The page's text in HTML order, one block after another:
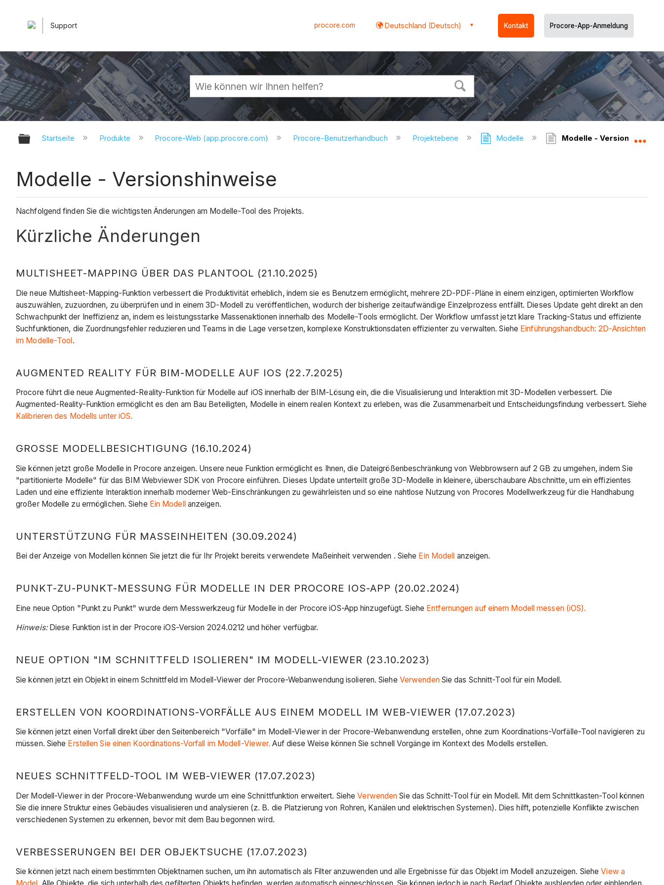
Support procore.com Deutschland (Deutsch) Kontakt Procore-App-Anmeldung
Globale Hierarchie auf- und zuklappen
Startseite Produkte Procore-Web (app.procore.com) Procore-Benutzerhandbuch Projektebene Modelle Modelle -
Modelle - Versionshinweise
Nachfolgend finden Sie die wichtigsten Änderungen am Modelle-Tool des Projekts.
Kürzliche Änderungen
MULTISHEET-MAPPING ÜBER DAS PLANTOOL (21.10.2025)
Die neue Multisheet-Mapping-Funktion verbessert die Produktivität erheblich, indem sie es Benutzern ermöglicht, mehrere 2D-PDF-Pläne in einem einzigen, optimierten Workflow
auszuwählen, zuzuordnen, zu überprüfen und in einem 3D-Modell zu veröffentlichen, wodurch der bisherige zeitaufwändige Einzelprozess entfällt. Dieses Update geht direkt an den
Schwachpunkt der Ineffizienz an, indem es leistungsstarke Massenaktionen innerhalb des Modelle-Tools ermöglicht. Der Workflow umfasst jetzt klare Tracking-Status und effiziente
Suchfunktionen, die Zuordnungsfehler reduzieren und Teams in die Lage versetzen, komplexe Konstruktionsdaten effizienter zu verwalten. Siehe Einführungshandbuch: 2D-Ansichten
im Modelle-Tool.
AUGMENTED REALITY FÜR BIM-MODELLE AUF IOS (22.7.2025)
Procore führt die neue Augmented-Reality-Funktion für Modelle auf iOS innerhalb der BIM-Lösung ein, die die Visualisierung und Interaktion mit 3D-Modellen verbessert. Die
Augmented-Reality-Funktion ermöglicht es den am Bau Beteiligten, Modelle in einem realen Kontext zu erleben, was die Zusammenarbeit und Entscheidungsfindung verbessert. Siehe
Kalibrieren des Modells unter iOS.
GROSSE MODELLBESICHTIGUNG (16.10.2024)
Sie können jetzt große Modelle in Procore anzeigen. Unsere neue Funktion ermöglicht es Ihnen, die Dateigrößenbeschränkung von Webbrowsern auf 2 GB zu umgehen, indem Sie
"partitionierte Modelle" für das BIM Webviewer SDK von Procore einführen. Dieses Update unterteilt große 3D-Modelle in kleinere, überschaubare Abschnitte, um ein effizientes
Laden und eine effiziente Interaktion innerhalb moderner Web-Einschränkungen zu gewährleisten und so eine nahtlose Nutzung von Procores Modellwerkzeug für die Handhabung
großer Modelle zu ermöglichen. Siehe Ein Modellanzeigen.
UNTERSTÜTZUNG FÜR MASSEINHEITEN (30.09.2024)
Bei der Anzeige von Modellen können Sie jetzt die für Ihr Projekt bereits verwendete Maßeinheit verwenden . Siehe Ein Modell anzeigen.
PUNKT-ZU-PUNKT-MESSUNG FÜR MODELLE IN DER PROCORE IOS-APP (20.02.2024)
Eine neue Option "Punkt zu Punkt" wurde dem Messwerkzeug für Modelle in der Procore iOS-App hinzugefügt. Siehe Entfernungen auf einem Modell messen (iOS).
Hinweis: Diese Funktion ist in der Procore iOS-Version 2024.0212 und höher verfügbar.
NEUE OPTION "IM SCHNITTFELD ISOLIEREN" IM MODELL-VIEWER (23.10.2023)
Sie können jetzt ein Objekt in einem Schnittfeld im Modell-Viewer der Procore-Webanwendung isolieren. Siehe VerwendenSie das Schnitt-Tool für ein Modell.
ERSTELLEN VON KOORDINATIONS-VORFÄLLE AUS EINEM MODELL IM WEB-VIEWER (17.07.2023)
Sie können jetzt einen Vorfall direkt über den Seitenbereich "Vorfälle" im Modell-Viewer in der Procore-Webanwendung erstellen, ohne zum Koordinations-Vorfälle-Tool navigieren zu
müssen. Siehe Erstellen Sie einen Koordinations-Vorfall im Modell-Viewer. Auf diese Weise können Sie schnell Vorgänge im Kontext des Modells erstellen.
NEUES SCHNITTFELD-TOOL IM WEB-VIEWER (17.07.2023)
Der Modell-Viewer in der Procore-Webanwendung wurde um eine Schnittfunktion erweitert. SieheVerwenden Sie das Schnitt-Tool für ein Modell. Mit dem Schnittkasten-Tool können
Sie die innere Struktur eines Gebäudes visualisieren und analysieren (z. B. die Platzierung von Rohren, Kanälen und elektrischen Systemen). Dies hilft, potenzielle Konflikte zwischen
verschiedenen Systemen zu erkennen, bevor mit dem Bau begonnen wird.
VERBESSERUNGEN BEI DER OBJEKTSUCHE (17.07.2023)
Sie können jetzt nach einem bestimmten Objektnamen suchen, um ihn automatisch als Filter anzuwenden und alle Ergebnisse für das Objekt im Modell anzuzeigen. SieheView a